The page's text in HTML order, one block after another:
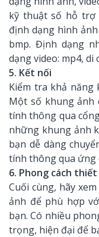
kỹ thuật số hỗ trợ
định dạng hình
bmp. Định dạng
dạng video: mp4, di
5. Kết nối
Kiểm tra khả năng
Một số khung ảnh
tính thông qua
những khung ảnh
bạn dễ dàng
tính thông qua ứng
6. Phong cách
Cuối cùng, hãy
ảnh để phù hợp
bạn. Có nhiều
trọng, hiện đại để